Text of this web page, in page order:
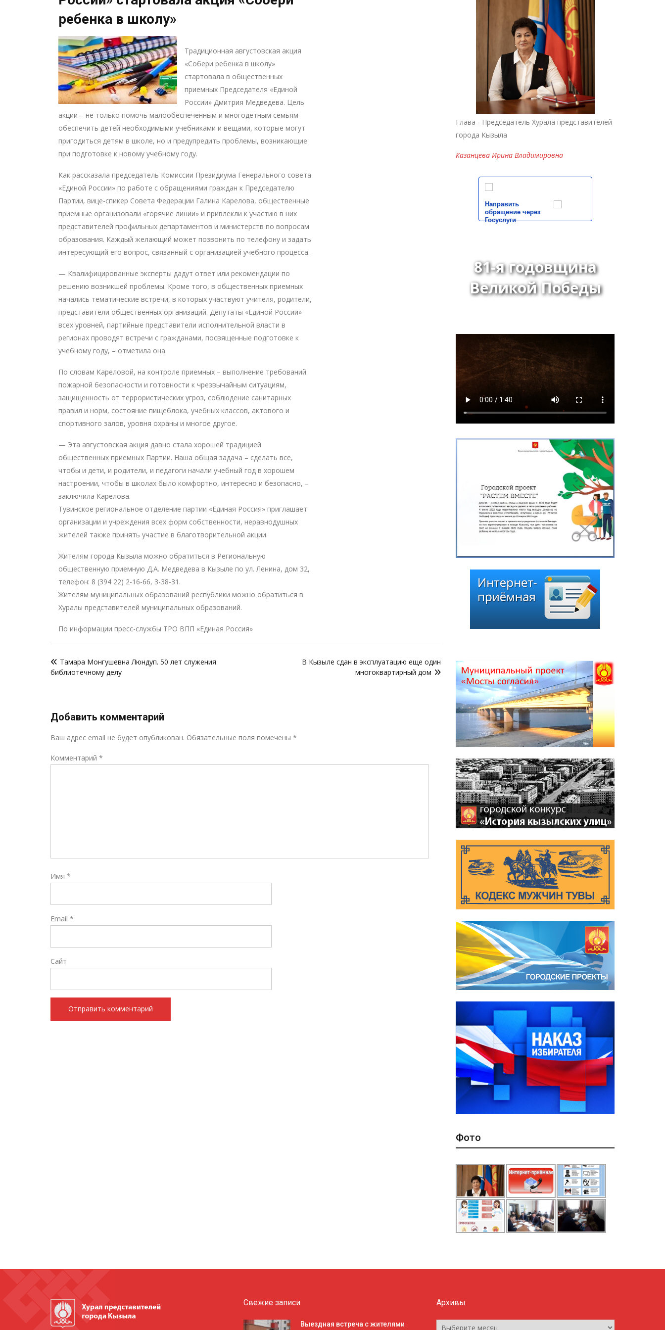
ребенка в школу»
Традиционная августовская акция
«Собери ребенка в школу»
стартовала в общественных
приемных Председателя «Единой
России» Дмитрия Медведева. Цель
акции – не только помочь малообеспеченным и многодетным семьям
обеспечить детей необходимыми учебниками и вещами, которые могут
пригодиться детям в школе, но и предупредить проблемы, возникающие
при подготовке к новому учебному году.
Как рассказала председатель Комиссии Президиума Генерального совета
«Единой России» по работе с обращениями граждан к Председателю
Партии, вице-спикер Совета Федерации Галина Карелова, общественные
приемные организовали «горячие линии» и привлекли к участию в них
представителей профильных департаментов и министерств по вопросам
образования. Каждый желающий может позвонить по телефону и задать
интересующий его вопрос, связанный с организацией учебного процесса.
— Квалифицированные эксперты дадут ответ или рекомендации по
решению возникшей проблемы. Кроме того, в общественных приемных
начались тематические встречи, в которых участвуют учителя, родители,
представители общественных организаций. Депутаты «Единой России»
всех уровней, партийные представители исполнительной власти в
регионах проводят встречи с гражданами, посвященные подготовке к
учебному году, – отметила она.
По словам Кареловой, на контроле приемных – выполнение требований
пожарной безопасности и готовности к чрезвычайным ситуациям,
защищенность от террористических угроз, соблюдение санитарных
правил и норм, состояние пищеблока, учебных классов, актового и
спортивного залов, уровня охраны и многое другое.
— Эта августовская акция давно стала хорошей традицией
общественных приемных Партии. Наша общая задача – сделать все,
чтобы и дети, и родители, и педагоги начали учебный год в хорошем
настроении, чтобы в школах было комфортно, интересно и безопасно, –
заключила Карелова.
Тувинское региональное отделение партии «Единая Россия» приглашает
организации и учреждения всех форм собственности, неравнодушных
жителей также принять участие в благотворительной акции.
Жителям города Кызыла можно обратиться в Региональную
общественную приемную Д.А. Медведева в Кызыле по ул. Ленина, дом 32,
телефон: 8 (394 22) 2-16-66, 3-38-31.
Жителям муниципальных образований республики можно обратиться в
Хуралы представителей муниципальных образований.
По информации пресс-службы ТРО ВПП «Единая Россия»
поТамара Монгушевна Люндуп. 50 лет служения
библиотечному делу
В Кызыле сдан в эксплуатацию еще один
многоквартирный дом
Добавить комментарий
Ваш адрес email не будет опубликован. Обязательные поля помечены *
Комментарий *
Имя *
Email *
Сайт
Рейтинг *
Глава - Председатель Хурала представителей
города Кызыла
Казанцева Ирина Владимировна
Направить
обращение через
Госуслуги
81-я годовщина
Великой Победы
Фото
Свежие записи
Выездная встреча с жителями
Архивы
Архивы